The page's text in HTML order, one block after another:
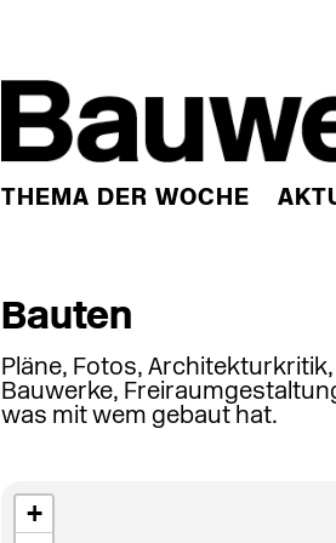
THEMA DER WOCHE
Bauten
Pläne, Fotos,
Bauwerke,
was mit wem gebaut hat.
+